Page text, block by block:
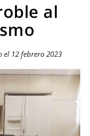
al
el 12 febrero 2023